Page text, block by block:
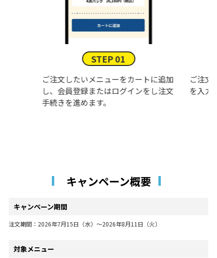
STEP 01
ご注文したいメニューをカートに追加
し、会員登録またはログインをし注文
手続きを進めます。
ご注文
を入力
キャンペーン概要
キャンペーン期間
注文期間：2026年7月15日（水）～2026年8月11日（火）
対象メニュー